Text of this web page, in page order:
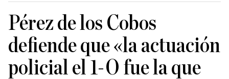
Pérez de los Cobos
defiende que «la actuación
policial el 1-O fue la que